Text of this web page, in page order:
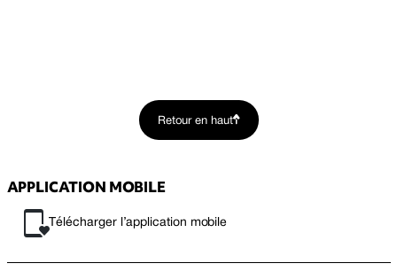
Retour en haut
APPLICATION MOBILE
Télécharger l’application mobile